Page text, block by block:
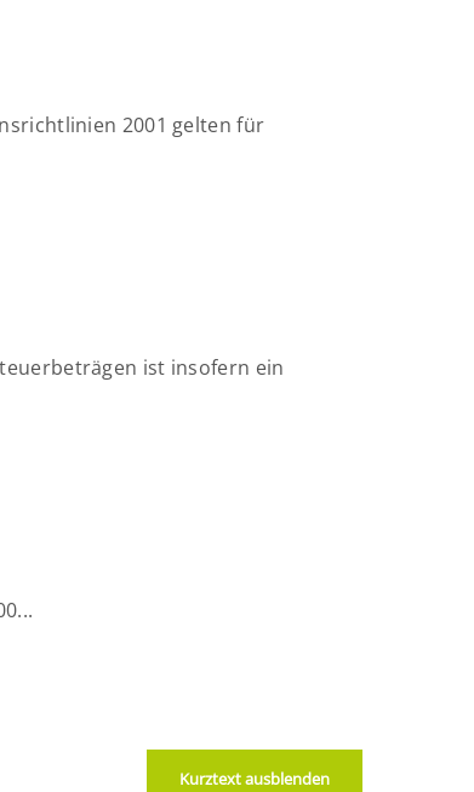
2001 gelten für
ist insofern ein
Kurztext ausblenden